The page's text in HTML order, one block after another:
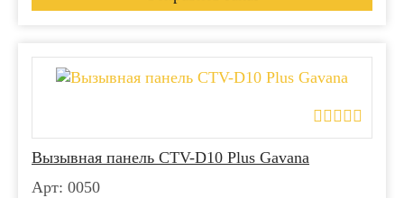
Вызывная панель CTV-D10 Plus Gavana
Арт: 0050